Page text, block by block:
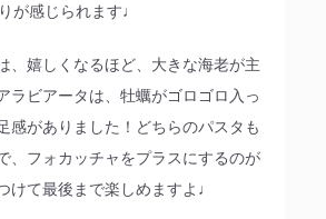
が感じられます♩
、嬉しくなるほど、大きな海老が主
ラビアータは、牡蠣がゴロゴロ入っ
感がありました！どちらのパスタも
、フォカッチャをプラスにするのが
けて最後まで楽しめますよ♩